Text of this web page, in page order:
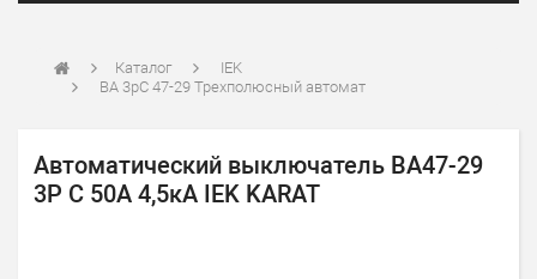
Каталог
IEK
ВА 3рС 47-29 Трехполюсный автомат
Автоматический выключатель ВА47-29
3P C 50А 4,5кА IEK KARAT